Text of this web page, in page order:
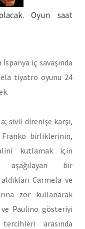
Oyun saat
iç savaşında
tiyatro oyunu 24
sivil direnişe karşı,
birliklerinin,
kutlamak için
aşağılayan bir
Carmela ve
zor kullanarak
ve Paulino gösteriyi
arasında